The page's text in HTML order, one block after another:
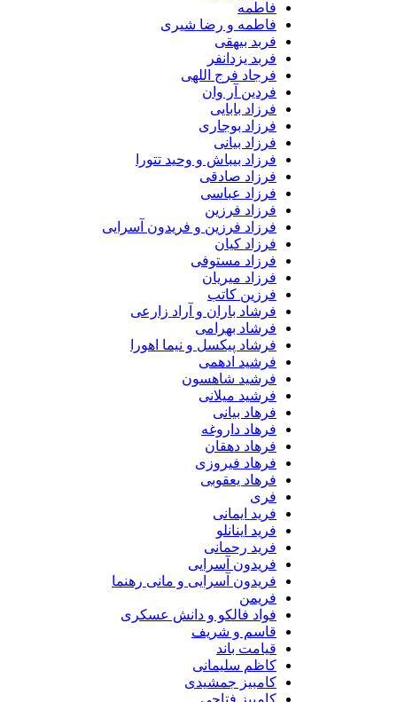
فاطمه و رضا شیری
فربد بیهقی
فربد یزدانفر
فرجاد فرج اللهی
فردین آر وان
فرزاد بابایی
فرزاد بوجاری
فرزاد بیانی
فرزاد بیباش و وحید تتورا
فرزاد صادقی
فرزاد عباسی
فرزاد فرزین
فرزاد فرزین و فریدون آسرایی
فرزاد کیان
فرزاد مستوفی
فرزاد میریان
فرزین کاتب
فرشاد باران و آراد زارعی
فرشاد بهرامی
فرشاد پیکسل و نیما اهورا
فرشید ادهمی
فرشید شاهسون
فرشید میلانی
فرهاد بیانی
فرهاد داروغه
فرهاد دهقان
فرهاد فیروزی
فرهاد یعقوبی
فرید ایمانی
فرید اینانلو
فرید رحمانی
فریدون آسرایی
فریدون آسرایی و مانی رهنما
فواد فالکو و دانش عسکری
قاسم و شریف
قیامت باند
کاظم سلیمانی
کامبیز جمشیدی